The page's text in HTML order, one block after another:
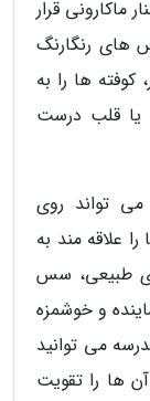
ماکارونی قرار
های رنگارنگ
کوفته ها را به
قلب درست
می تواند روی
علاقه مند به
طبیعی، سس
و خوشمزه
می توانید
ها را تقویت